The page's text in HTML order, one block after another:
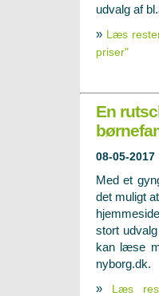
udvalg af
» Læs
priser"
En
08-05-2017
Med et
det muligt
stort
kan læse
nyborg.dk.
» Læs